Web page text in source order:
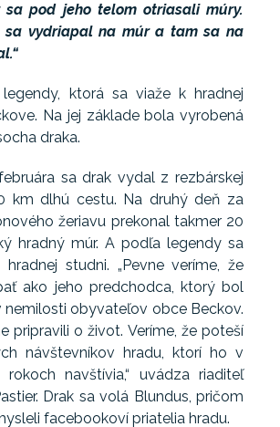
sa pod jeho telom otriasali múry.
sa vydriapal na múr a tam sa na
ktorá sa viaže k hradnej
Na jej základe bola vyrobená
draka.
sa drak vydal z rezbárskej
km dlhú cestu. Na druhý deň za
žeriavu prekonal takmer 20
hradný múr. A podľa legendy sa
studni. „Pevne veríme, že
ako jeho predchodca, ktorý bol
obyvateľov obce Beckov.
pripravili o život. Veríme, že poteší
návštevníkov hradu, ktorí ho v
rokoch navštívia,“ uvádza riaditeľ
Drak sa volá Blundus, pričom
facebookoví priatelia hradu.